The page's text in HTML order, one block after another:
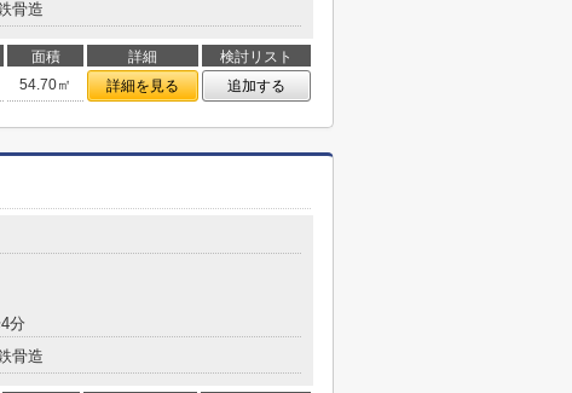
骨造
面積 詳細
検討リスト
54.70㎡ 詳細を見る 追加する
分
骨造